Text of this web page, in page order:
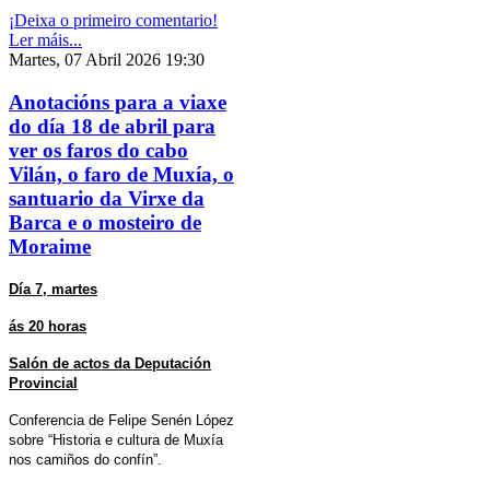
¡Deixa o primeiro comentario!
Ler máis...
Martes, 07 Abril 2026 19:30
Anotacións para a viaxe
do día 18 de abril para
ver os faros do cabo
Vilán, o faro de Muxía, o
santuario da Virxe da
Barca e o mosteiro de
Moraime
Día 7, martes
ás 20 horas
Salón de actos da Deputación
Provincial
Conferencia de Felipe Senén López
sobre “Historia e cultura de Muxía
nos camiños do confín”.